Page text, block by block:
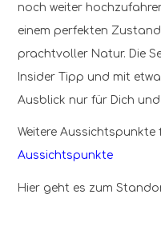
noch weiter
einem perfekten
prachtvoller Natur. Die
Insider Tipp und mit
Ausblick nur für Dich und
Weitere Aussichtspunkte
Aussichtspunkte
Hier geht es zum